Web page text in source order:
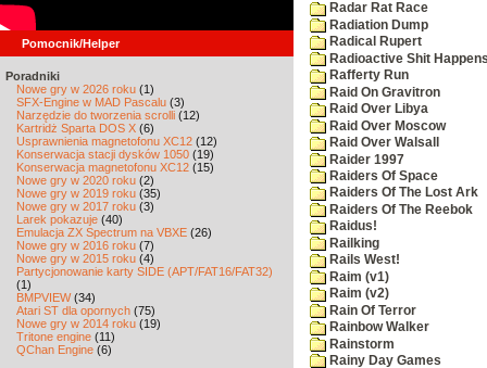
Pomocnik/Helper
Poradniki
Nowe gry w 2026 roku (1)
SFX-Engine w MAD Pascalu (3)
Narzędzie do tworzenia scrolli (12)
Kartridż Sparta DOS X (6)
Usprawnienia magnetofonu XC12 (12)
Konserwacja stacji dysków 1050 (19)
Konserwacja magnetofonu XC12 (15)
Nowe gry w 2020 roku (2)
Nowe gry w 2019 roku (35)
Nowe gry w 2017 roku (3)
Larek pokazuje (40)
Emulacja ZX Spectrum na VBXE (26)
Nowe gry w 2016 roku (7)
Nowe gry w 2015 roku (4)
Partycjonowanie karty SIDE (APT/FAT16/FAT32)
(1)
BMPVIEW(34)
Atari ST dla opornych (75)
Nowe gry w 2014 roku (19)
Tritone engine (11)
QChan Engine (6)
Radar Rat Race
Radiation Dump
Radical Rupert
Radioactive Shit
Rafferty Run
Raid On Gravitron
Raid Over Libya
Raid Over Moscow
Raid Over Walsall
Raider 1997
Raiders Of Space
Raiders Of The Lost Ark
Raiders Of The Reebok
Raidus!
Railking
Rails West!
Raim (v1)
Raim (v2)
Rain Of Terror
Rainbow Walker
Rainstorm
Rainy Day Games